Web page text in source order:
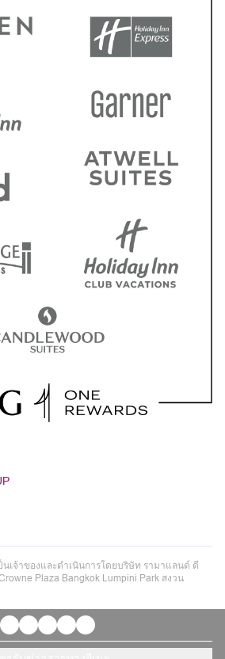
นเจ้าของและดำเนินการโดยบริษัท รามาแลนด์ ดี
Plaza Bangkok Lumpini Park สงวน